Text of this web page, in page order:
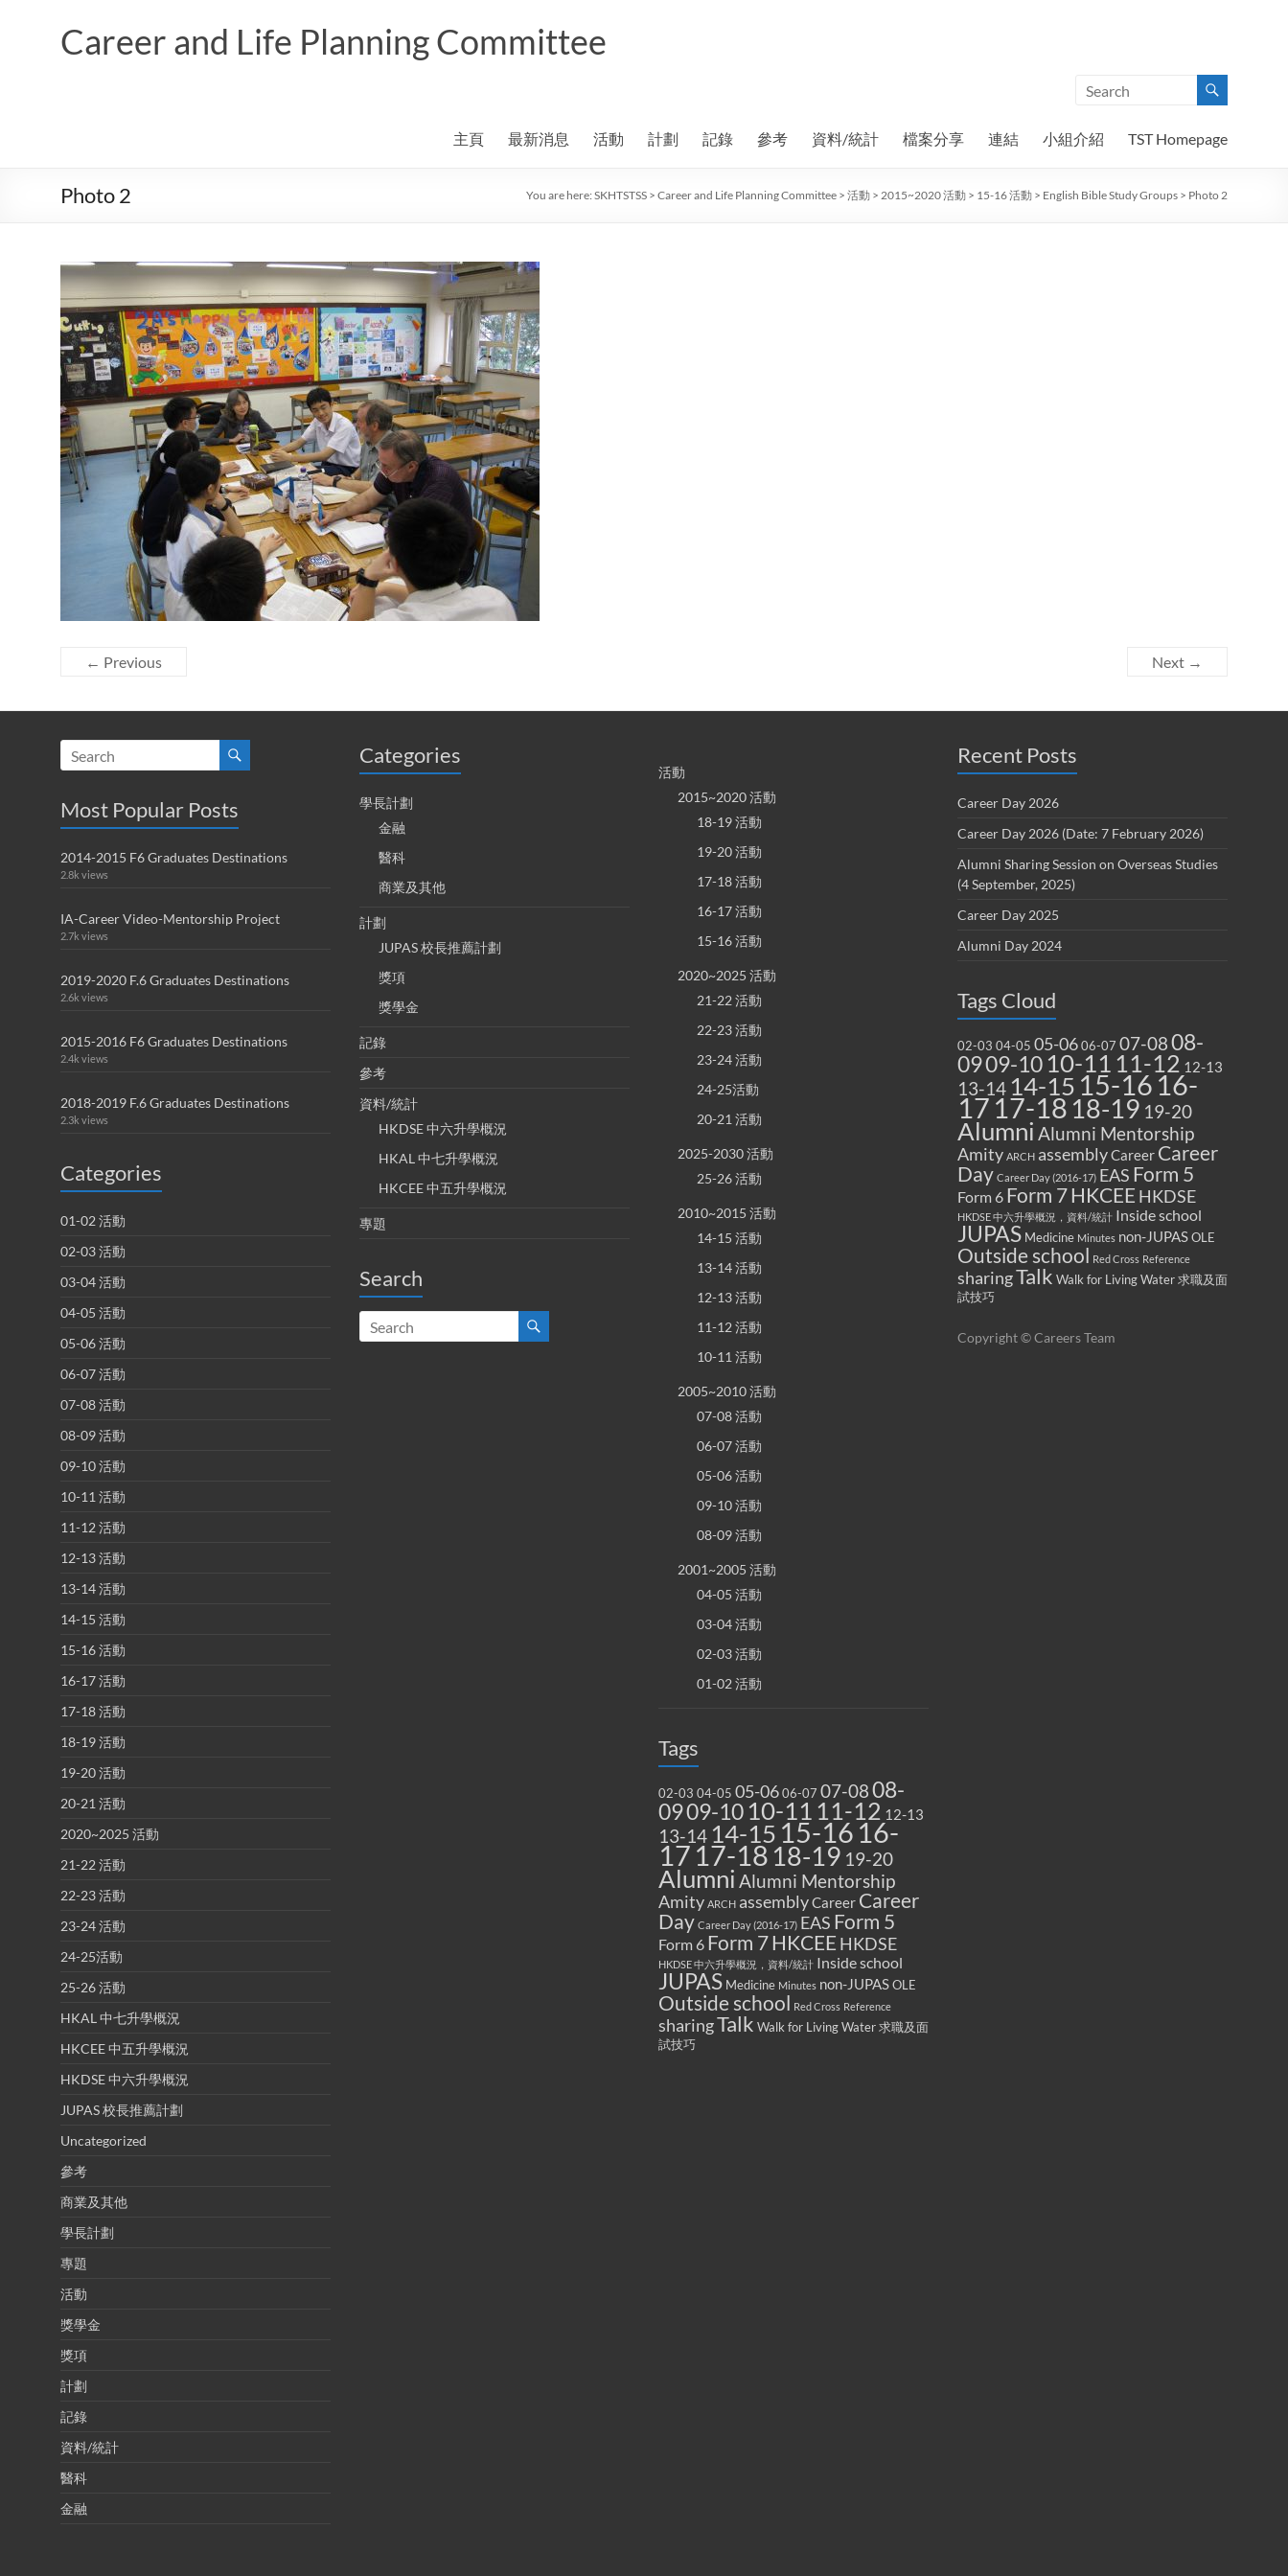
Career and Life Planning Committee
主頁 最新消息 活動 計劃 記錄 參考 資料/統計 檔案分享 連結 小組介紹 TST Homepage
Photo 2 You are here: SKHTSTSS > Career and Life Planning Committee > 活動 > 2015~2020 活動 > 15-16 活動 > English Bible Study Groups > Photo 2
← Previous Next →
Most Popular Posts
2014-2015 F6 Graduates Destinations
2.8k views
IA-Career Video-Mentorship Project
2.7k views
2019-2020 F.6 Graduates Destinations
2.6k views
2015-2016 F6 Graduates Destinations
2.4k views
2018-2019 F.6 Graduates Destinations
2.3k views
Categories
01-02 活動
02-03 活動
03-04 活動
04-05 活動
05-06 活動
06-07 活動
07-08 活動
08-09 活動
09-10 活動
10-11 活動
11-12 活動
12-13 活動
13-14 活動
14-15 活動
15-16 活動
16-17 活動
17-18 活動
18-19 活動
19-20 活動
20-21 活動
2020~2025 活動
21-22 活動
22-23 活動
23-24 活動
24-25活動
25-26 活動
HKAL 中七升學概況
HKCEE 中五升學概況
HKDSE 中六升學概況
JUPAS 校長推薦計劃
Uncategorized
參考
商業及其他
學長計劃
專題
活動
獎學金
獎項
計劃
記錄
資料/統計
醫科
金融
Categories
學長計劃
金融
醫科
商業及其他
計劃
JUPAS 校長推薦計劃
獎項
獎學金
記錄
參考
資料/統計
HKDSE 中六升學概況
HKAL 中七升學概況
HKCEE 中五升學概況
專題
Search
活動
2015~2020 活動
18-19 活動
19-20 活動
17-18 活動
16-17 活動
15-16 活動
2020~2025 活動
21-22 活動
22-23 活動
23-24 活動
24-25活動
20-21 活動
2025-2030 活動
25-26 活動
2010~2015 活動
14-15 活動
13-14 活動
12-13 活動
11-12 活動
10-11 活動
2005~2010 活動
07-08 活動
06-07 活動
05-06 活動
09-10 活動
08-09 活動
2001~2005 活動
04-05 活動
03-04 活動
02-03 活動
01-02 活動
Tags
02-03 04-05 05-0606-07 07-0808-
0909-10 10-11 11-12 12-13
13-14 14-15 15-16 16-
17 17-18 18-19 19-20
Alumni Alumni Mentorship
Amity ARCH assemblyCareer Career
Day Career Day (2016-17) EAS Form 5
Form 6 Form 7HKCEE HKDSE
HKDSE 中六升學概況，資料/統計 Inside school
JUPAS Medicine Minutes non-JUPASOLE
Outside school Red Cross Reference
sharingTalk Walk for Living Water求職及面
試技巧
Recent Posts
Career Day 2026
Career Day 2026 (Date: 7 February 2026)
Alumni Sharing Session on Overseas Studies
(4 September, 2025)
Career Day 2025
Alumni Day 2024
Tags Cloud
02-03 04-05 05-0606-07 07-0808-
0909-10 10-11 11-12 12-13
13-14 14-15 15-16 16-
17 17-18 18-19 19-20
Alumni Alumni Mentorship
Amity ARCH assemblyCareer Career
Day Career Day (2016-17) EAS Form 5
Form 6 Form 7HKCEE HKDSE
HKDSE 中六升學概況，資料/統計 Inside school
JUPAS Medicine Minutes non-JUPASOLE
Outside school Red Cross Reference
sharingTalk Walk for Living Water求職及面
試技巧
Copyright © Careers Team